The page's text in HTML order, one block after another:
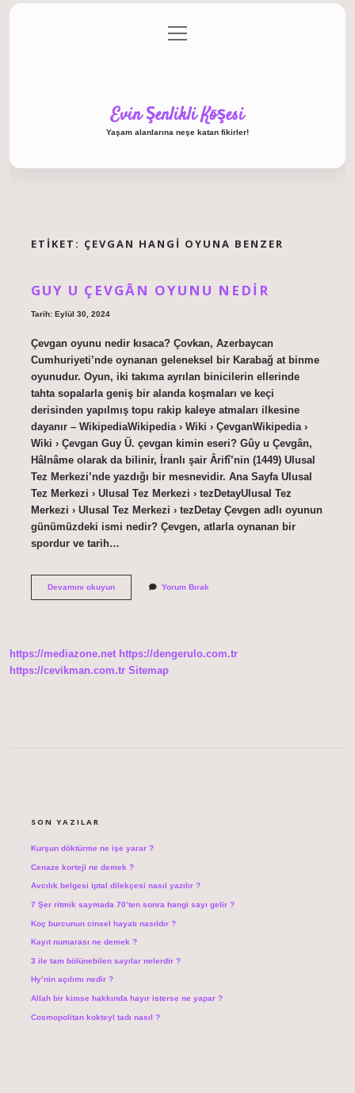
Gizlilik Politikası
menüyü
aç
Evin Şenlikli Köşesi
Yaşam alanlarına neşe katan fikirler!
ETIKET: ÇEVGAN HANGI OYUNA BENZER
GUY U ÇEVGÂN OYUNU NEDIR
Tarih: Eylül 30, 2024
Çevgan oyunu nedir kısaca? Çovkan, Azerbaycan
Cumhuriyeti’nde oynanan geleneksel bir Karabağ at binme
oyunudur. Oyun, iki takıma ayrılan binicilerin ellerinde
tahta sopalarla geniş bir alanda koşmaları ve keçi
derisinden yapılmış topu rakip kaleye atmaları ilkesine
dayanır – WikipediaWikipedia › Wiki › ÇevganWikipedia ›
Wiki › Çevgan Guy Ü. çevgan kimin eseri? Gûy u Çevgân,
Hâlnâme olarak da bilinir, İranlı şair Ârifî’nin (1449) Ulusal
Tez Merkezi’nde yazdığı bir mesnevidir. Ana Sayfa Ulusal
Tez Merkezi › Ulusal Tez Merkezi › tezDetayUlusal Tez
Merkezi › Ulusal Tez Merkezi › tezDetay Çevgen adlı oyunun
günümüzdeki ismi nedir? Çevgen, atlarla oynanan bir
spordur ve tarih…
Devamını okuyunGuy
Yorum Bırak
https://mediazone.net https://dengerulo.com.tr
https://cevikman.com.tr Sitemap
SON YAZILAR
Kurşun döktürme ne işe yarar ?
Cenaze korteji ne demek ?
Avcılık belgesi iptal dilekçesi nasıl yazılır ?
7 Şer ritmik saymada 70’ten sonra hangi sayı gelir ?
Koç burcunun cinsel hayatı nasıldır ?
Kayıt numarası ne demek ?
3 ile tam bölünebilen sayılar nelerdir ?
Hy’nin açılımı nedir ?
Allah bir kimse hakkında hayır isterse ne yapar ?
Cosmopolitan kokteyl tadı nasıl ?